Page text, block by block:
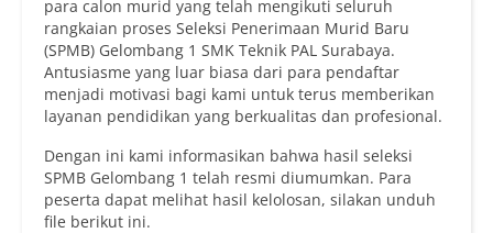
para calon murid yang telah mengikuti seluruh
rangkaian proses Seleksi Penerimaan Murid Baru
(SPMB) Gelombang 1 SMK Teknik PAL Surabaya.
Antusiasme yang luar biasa dari para pendaftar
menjadi motivasi bagi kami untuk terus memberikan
layanan pendidikan yang berkualitas dan profesional.
Dengan ini kami informasikan bahwa hasil seleksi
SPMB Gelombang 1 telah resmi diumumkan. Para
peserta dapat melihat hasil kelolosan, silakan unduh
file berikut ini.